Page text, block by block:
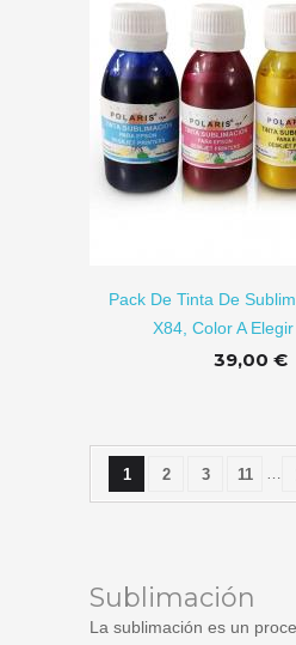
Pack De Tinta De
X84, Color A
39,00 €
1 2 3 …
11
Sublimación
La sublimación es un